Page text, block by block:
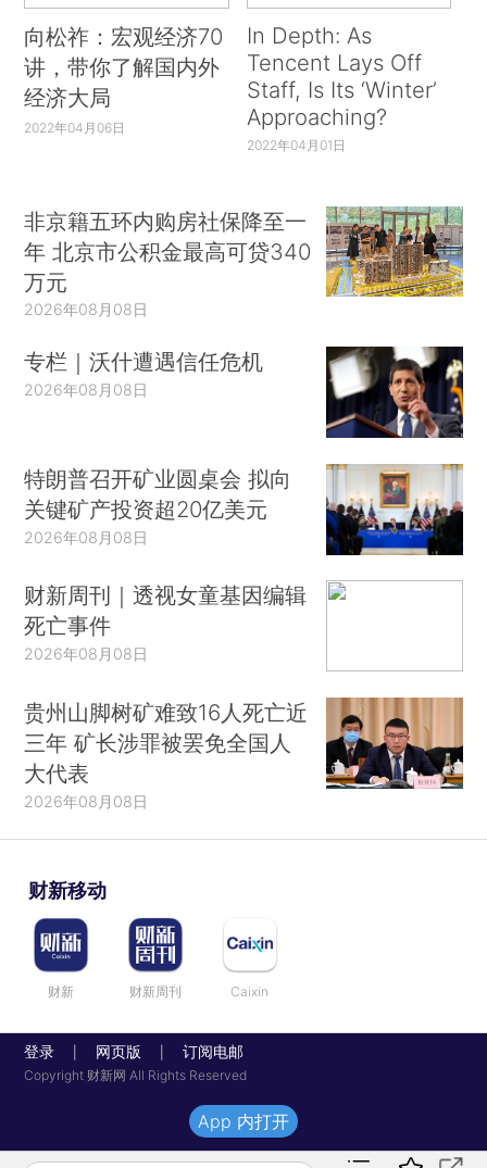
向松祚：宏观经济70
讲，带你了解国内外
经济大局
2022年04月06日
In Depth: As
Tencent Lays Off
Staff, Is Its ‘Winter’
Approaching?
2022年04月01日
非京籍五环内购房社保降至一
年 北京市公积金最高可贷340
万元
2026年08月08日
专栏｜沃什遭遇信任危机
2026年08月08日
特朗普召开矿业圆桌会 拟向
关键矿产投资超20亿美元
2026年08月08日
财新周刊｜透视女童基因编辑
死亡事件
2026年08月08日
贵州山脚树矿难致16人死亡近
三年 矿长涉罪被罢免全国人
大代表
2026年08月08日
财新移动
财新 财新周刊 Caixin
登录 网页版 订阅电邮
Copyright 财新网 All Rights Reserved
App 内打开